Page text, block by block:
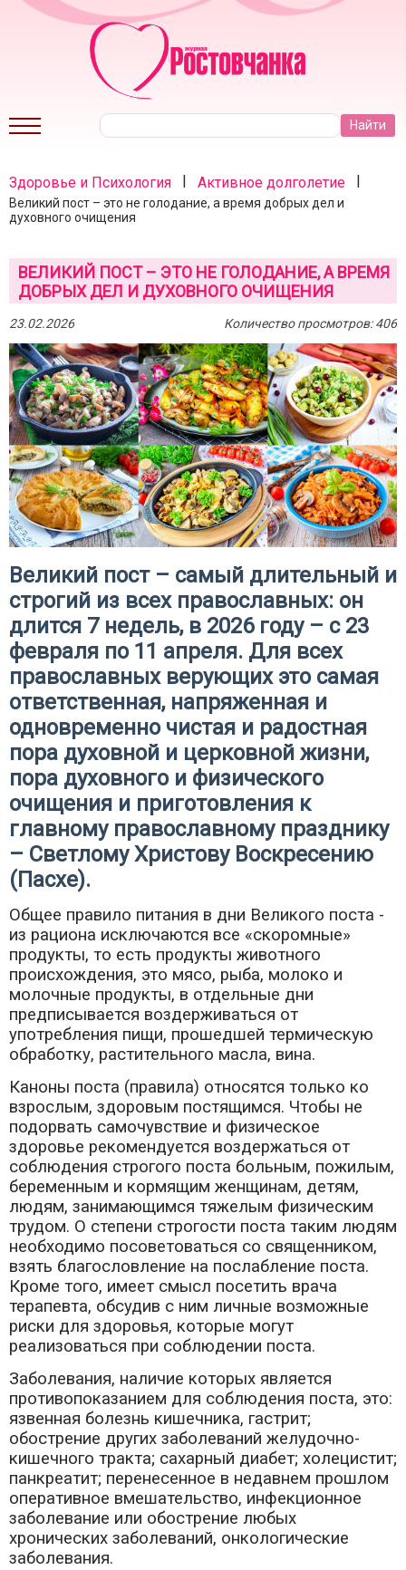
Здоровье и Психология | Активное долголетие |
Великий пост – это не голодание, а время добрых дел и
духовного очищения
ВЕЛИКИЙ ПОСТ – ЭТО НЕ ГОЛОДАНИЕ, А ВРЕМЯ
ДОБРЫХ ДЕЛ И ДУХОВНОГО ОЧИЩЕНИЯ
23.02.2026 Количество просмотров: 406
Великий пост – самый длительный и
строгий из всех православных: он
длится 7 недель, в 2026 году – с 23
февраля по 11 апреля. Для всех
православных верующих это самая
ответственная, напряженная и
одновременно чистая и радостная
пора духовной и церковной жизни,
пора духовного и физического
очищения и приготовления к
главному православному празднику
– Светлому Христову Воскресению
(Пасхе).
Общее правило питания в дни Великого поста -
из рациона исключаются все «скоромные»
продукты, то есть продукты животного
происхождения, это мясо, рыба, молоко и
молочные продукты, в отдельные дни
предписывается воздерживаться от
употребления пищи, прошедшей термическую
обработку, растительного масла, вина.
Каноны поста (правила) относятся только ко
взрослым, здоровым постящимся. Чтобы не
подорвать самочувствие и физическое
здоровье рекомендуется воздержаться от
соблюдения строгого поста больным, пожилым,
беременным и кормящим женщинам, детям,
людям, занимающимся тяжелым физическим
трудом. О степени строгости поста таким людям
необходимо посоветоваться со священником,
взять благословление на послабление поста.
Кроме того, имеет смысл посетить врача
терапевта, обсудив с ним личные возможные
риски для здоровья, которые могут
реализоваться при соблюдении поста.
Заболевания, наличие которых является
противопоказанием для соблюдения поста, это:
язвенная болезнь кишечника, гастрит;
обострение других заболеваний желудочно-
кишечного тракта; сахарный диабет; холецистит;
панкреатит; перенесенное в недавнем прошлом
оперативное вмешательство, инфекционное
заболевание или обострение любых
хронических заболеваний, онкологические
заболевания.